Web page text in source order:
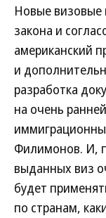
Новые визовые
закона и
американский
и
разработка
на очень
Филимонов. И,
выданных виз
будет
по странам,